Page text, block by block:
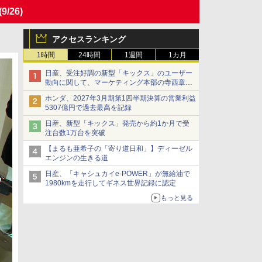
26)
アクセスランキング
1時間 24時間 1週間 1カ月
日産、受注好調の新型「キックス」のユーザー
動向に関して、マーケティング本部の寺西章氏
が解説
ホンダ、2027年3月期第1四半期決算の営業利益
5307億円で過去最高を記録
日産、新型「キックス」発売から約1か月で受
注台数1万台を突破
【まるも亜希子の「寄り道日和」】ディーゼル
エンジンの生きる道
日産、「キャシュカイe-POWER」が無給油で
1980kmを走行してギネス世界記録に認定
もっと見る